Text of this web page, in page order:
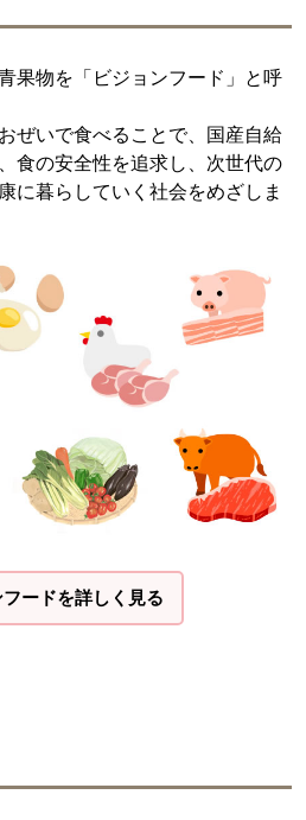
果物を「ビジョンフード」と呼
ぜいで食べることで、国産自給
食の安全性を追求し、次世代の
に暮らしていく社会をめざしま
フードを詳しく見る